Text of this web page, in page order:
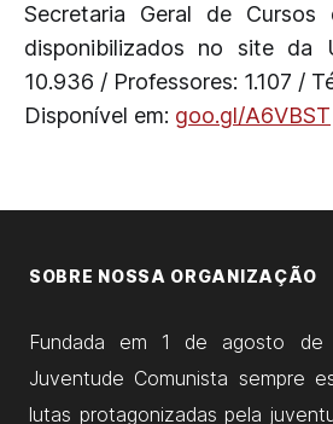
Secretaria Geral de
disponibilizados no site da
10.936 / Professores: 1.107 /
Disponível em: goo.gl/A6VBST
SOBRE NOSSA ORGANIZAÇÃO
Fundada em 1 de agosto
Juventude Comunista sempre
lutas protagonizadas pela